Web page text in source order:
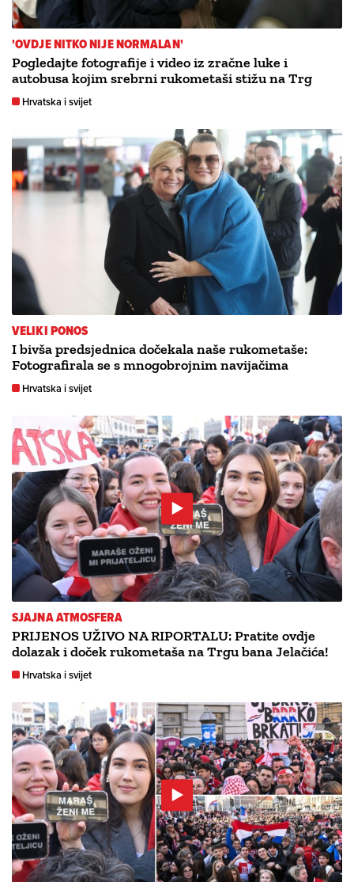
'OVDJE NITKO NIJE NORMALAN'
Pogledajte fotografije i video iz zračne luke i
autobusa kojim srebrni rukometaši stižu na Trg
Hrvatska i svijet
VELIKI PONOS
I bivša predsjednica dočekala naše rukometaše:
Fotografirala se s mnogobrojnim navijačima
Hrvatska i svijet
SJAJNA ATMOSFERA
PRIJENOS UŽIVO NA RIPORTALU: Pratite ovdje
dolazak i doček rukometaša na Trgu bana Jelačića!
Hrvatska i svijet